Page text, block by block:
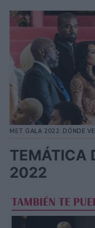
MET GALA 2022: DÓNDE
TEMÁTICA
2022
TAMBIÉN TE